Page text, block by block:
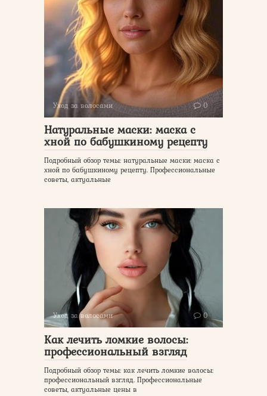
Уход за волосами 0
Натуральные маски: маска с
хной по бабушкиному рецепту
Подробный обзор темы: натуральные маски: маска с
хной по бабушкиному рецепту. Профессиональные
советы, актуальные
Уход за волосами 0
Как лечить ломкие волосы:
профессиональный взгляд
Подробный обзор темы: как лечить ломкие волосы:
профессиональный взгляд. Профессиональные
советы, актуальные цены в